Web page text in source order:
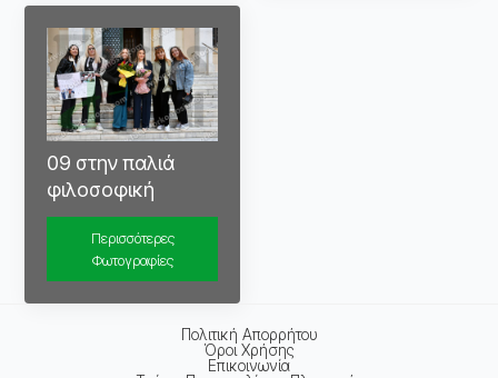
09 στην παλιά
φιλοσοφική
Περισσότερες
Φωτογραφίες
Πολιτική Απορρήτου
Όροι Χρήσης
Επικοινωνία